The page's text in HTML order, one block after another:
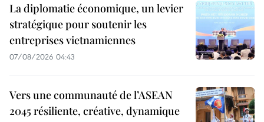
La diplomatie économique, un levier
stratégique pour soutenir les
entreprises vietnamiennes
07/08/2026 04:43
Vers une communauté de l’ASEAN
2045 résiliente, créative, dynamique